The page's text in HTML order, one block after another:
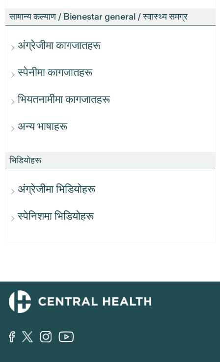
सामान्य कल्याण / Bienestar general / स्वास्थ्य समग्र
अंग्रेजीमा कागजातहरू
स्पेनीमा कागजातहरू
भियतनामीमा कागजातहरू
अन्य भाषाहरू
भिडियोहरू
अंग्रेजीमा भिडियोहरू
स्पेनिशमा भिडियोहरू